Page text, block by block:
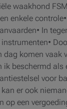
waakhond
enkele
In
komen
beschermd
voor
er ook
op een